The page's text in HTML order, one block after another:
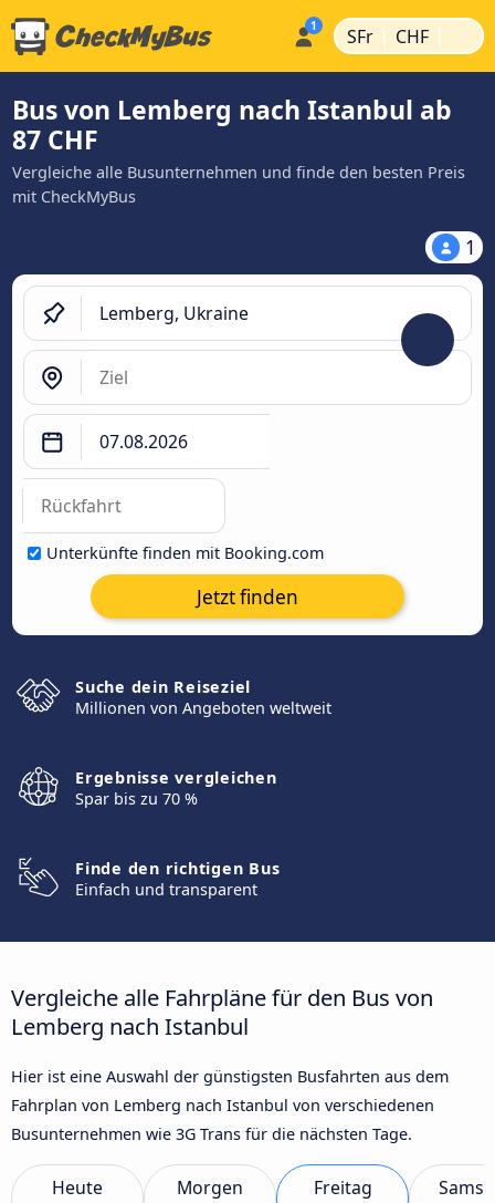
SFr | CHF |
Bus von Lemberg nach Istanbul ab
87 CHF
Vergleiche alle Busunternehmen und finde den besten Preis
mit CheckMyBus
1
Unterkünfte finden mit Booking.com
Jetzt finden
Suche dein Reiseziel
Millionen von Angeboten weltweit
Ergebnisse vergleichen
Spar bis zu 70 %
Finde den richtigen Bus
Einfach und transparent
Vergleiche alle Fahrpläne für den Bus von
Lemberg nach Istanbul
Hier ist eine Auswahl der günstigsten Busfahrten aus dem
Fahrplan von Lemberg nach Istanbul von verschiedenen
Busunternehmen wie 3G Trans für die nächsten Tage.
Heute Morgen Freitag